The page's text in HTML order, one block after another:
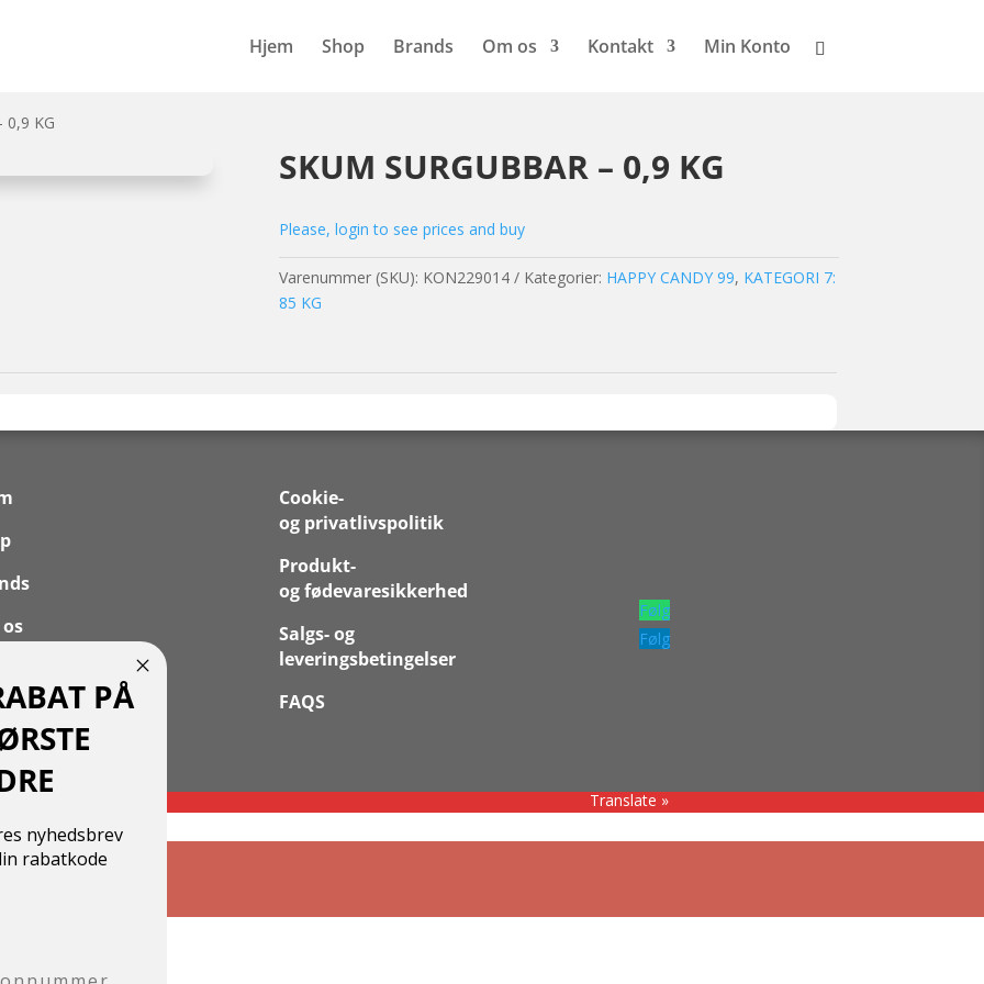
Hjem Shop Brands Om os Kontakt Min Konto
0,9 KG
SKUM SURGUBBAR – 0,9 KG
Please, login to see prices and buy
Varenummer (SKU): KON229014 Kategorier: HAPPY CANDY 99, KATEGORI 7:
85 KG
Cookie-
og privatlivspolitik
Produkt-
og fødevaresikkerhed
Salgs- og
leveringsbetingelser
FAQS
Følg
Følg
Translate »
PÅ
nyhedsbrev
rabatkode